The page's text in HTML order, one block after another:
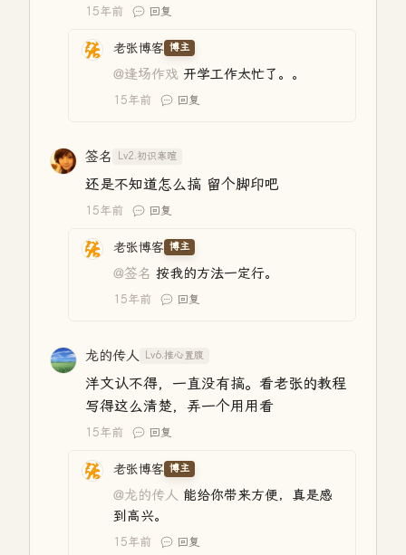
15年前 回复
老张博客 博主
@逢场作戏 开学工作太忙了。。
15年前 回复
签名 Lv2.初识寒暄
还是不知道怎么搞 留个脚印吧
15年前 回复
老张博客 博主
@签名 按我的方法一定行。
15年前 回复
龙的传人 Lv6.推心置腹
洋文认不得，一直没有搞。看老张的教程
写得这么清楚，弄一个用用看
15年前 回复
老张博客 博主
@龙的传人 能给你带来方便，真是感
到高兴。
15年前 回复